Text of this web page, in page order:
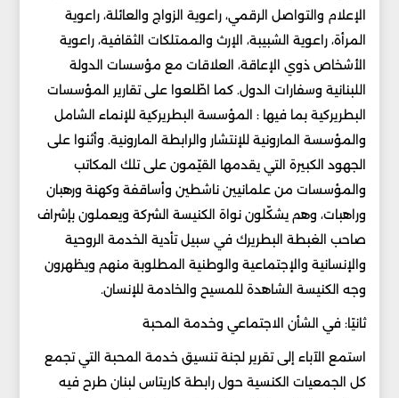
الإعلام والتواصل الرقمي، راعوية الزواج والعائلة، راعوية
المرأة، راعوية الشبيبة، الإرث والممتلكات الثقافية، راعوية
الأشخاص ذوي الإعاقة، العلاقات مع مؤسسات الدولة
اللبنانية وسفارات الدول. كما اطّلعوا على تقارير المؤسسات
البطريركية بما فيها : المؤسسة البطريركية للإنماء الشامل
والمؤسسة المارونية للإنتشار والرابطة المارونية. وأثنوا على
الجهود الكبيرة التي يقدمها القيّمون على تلك المكاتب
والمؤسسات من علمانيين ناشطين وأساقفة وكهنة ورهبان
وراهبات، وهم يشكّلون نواة الكنيسة الشركة ويعملون بإشراف
صاحب الغبطة البطريرك في سبيل تأدية الخدمة الروحية
والإنسانية والإجتماعية والوطنية المطلوبة منهم ويظهرون
وجه الكنيسة الشاهدة للمسيح والخادمة للإنسان.
ثانيًا: في الشأن الاجتماعي وخدمة المحبة
استمع الآباء إلى تقرير لجنة تنسيق خدمة المحبة التي تجمع
كل الجمعيات الكنسية حول رابطة كاريتاس لبنان طرح فيه